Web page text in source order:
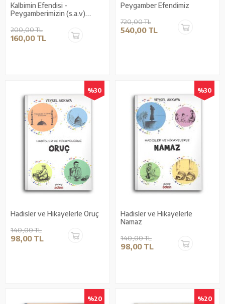
Kalbimin Efendisi -
Peygamberimizin (s.a.v)
200,00 TL
160,00 TL
Peygamber Efendimiz
720,00 TL
540,00 TL
%30
Hadisler ve Hikayelerle Oruç
140,00 TL
98,00 TL
%30
Hadisler ve Hikayelerle
Namaz
140,00 TL
98,00 TL
%20 %20